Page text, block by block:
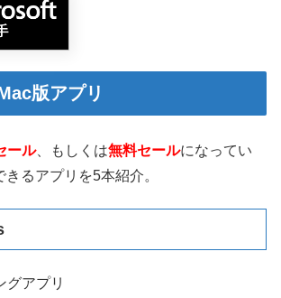
版アプリ
ール、もしくは無料セールになってい
きるアプリを5本紹介。
グアプリ